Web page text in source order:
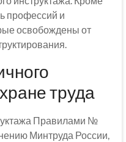
профессий и
освобождены от
труда
Правилами №
Минтруда России,